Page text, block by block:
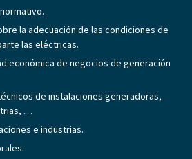
la adecuación de las condiciones de
las eléctricas.
económica de negocios de generación
de instalaciones generadoras,
…
e industrias.